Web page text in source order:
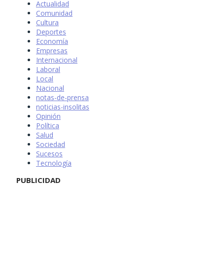
Actualidad
Comunidad
Cultura
Deportes
Economía
Empresas
Internacional
Laboral
Local
Nacional
notas-de-prensa
noticias-insolitas
Opinión
Política
Salud
Sociedad
Sucesos
Tecnología
PUBLICIDAD